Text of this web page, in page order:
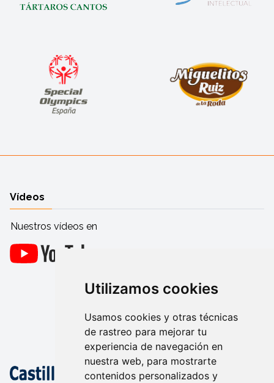
Utilizamos cookies
Usamos cookies y otras técnicas
de rastreo para mejorar tu
experiencia de navegación en
nuestra web, para mostrarte
contenidos personalizados y
Vídeos
Nuestros vídeos en